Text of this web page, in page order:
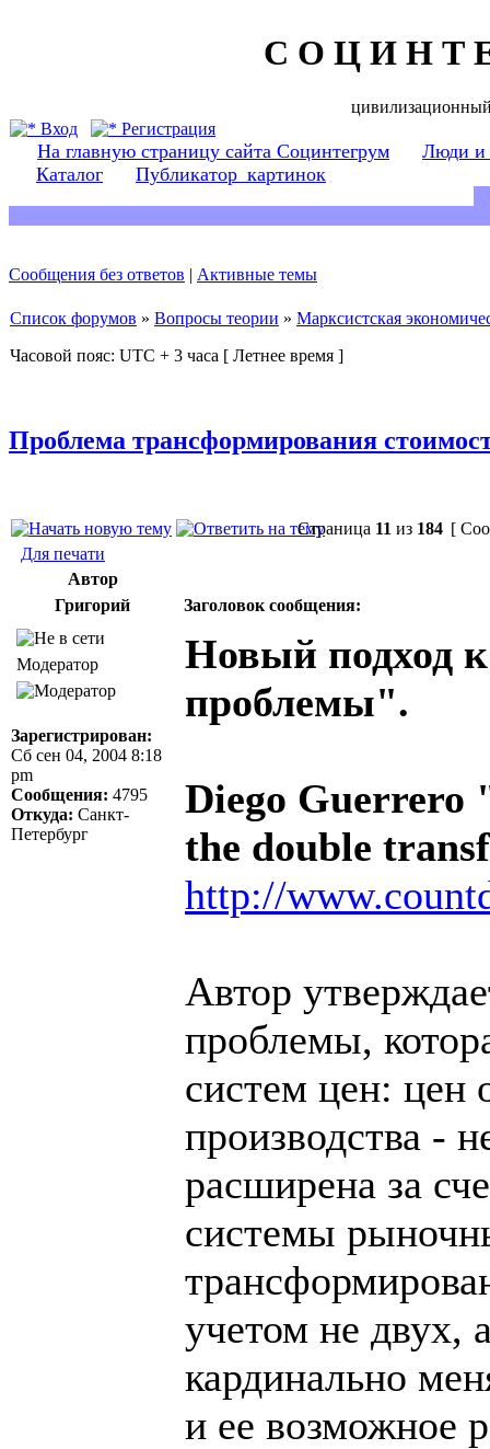
С О Ц И Н Т
Вход
Регистрация
На главную страницу сайта Социнтегрум
Люди и
Каталог
Публикатор_картинок
Сообщения без ответов | Активные темы
Список форумов » Вопросы теории » Марксистская
Часовой пояс: UTC + 3 часа [ Летнее время ]
Проблема трансформирования
Страница 11 из 184 [
Для печати
Автор
Григорий
Заголовок сообщения:
Модератор
Зарегистрирован:
Сб сен 04, 2004 8:18
pm
Сообщения: 4795
Откуда: Санкт-
Петербург
Новый подход
проблемы".
Diego Guerrero
the double
http://
Автор
проблемы,
систем цен: цен
производства -
расширена за
системы
учетом не двух,
кардинально
и ее возможное